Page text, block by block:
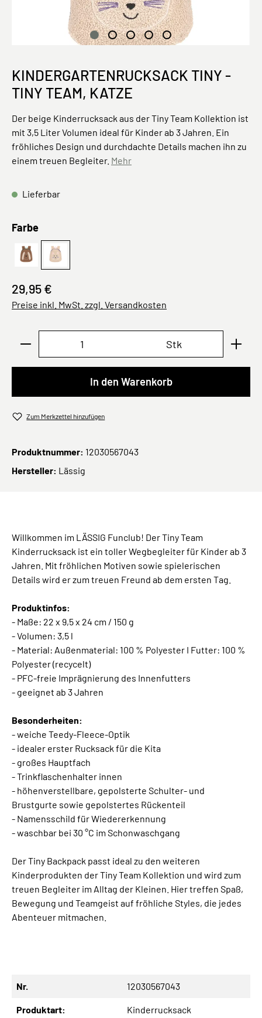
KINDERGARTENRUCKSACK TINY -
TINY TEAM, KATZE
Der beige Kinderrucksack aus der Tiny Team Kollektion ist
mit 3,5 Liter Volumen ideal für Kinder ab 3 Jahren. Ein
fröhliches Design und durchdachte Details machen ihn zu
einem treuen Begleiter. Mehr
Lieferbar
Farbeauswählen
Dog Cat
29,95 €
Preise inkl. MwSt. zzgl. Versandkosten
Produkt Anzahl: Gib den gewünschten
Stk
In den Warenkorb
Zum Merkzettel hinzufügen
Produktnummer: 12030567043
Hersteller: Lässig
Willkommen im LÄSSIG Funclub! Der Tiny Team
Kinderrucksack ist ein toller Wegbegleiter für Kinder ab 3
Jahren. Mit fröhlichen Motiven sowie spielerischen
Details wird er zum treuen Freund ab dem ersten Tag.
Produktinfos:
- Maße: 22 x 9,5 x 24 cm / 150 g
- Volumen: 3,5 l
- Material: Außenmaterial: 100 % Polyester I Futter: 100 %
Polyester (recycelt)
- PFC-freie Imprägnierung des Innenfutters
- geeignet ab 3 Jahren
Besonderheiten:
- weiche Teedy-Fleece-Optik
- idealer erster Rucksack für die Kita
- großes Hauptfach
- Trinkflaschenhalter innen
- höhenverstellbare, gepolsterte Schulter- und
Brustgurte sowie gepolstertes Rückenteil
- Namensschild für Wiedererkennung
- waschbar bei 30 °C im Schonwaschgang
Der Tiny Backpack passt ideal zu den weiteren
Kinderprodukten der Tiny Team Kollektion und wird zum
treuen Begleiter im Alltag der Kleinen. Hier treffen Spaß,
Bewegung und Teamgeist auf fröhliche Styles, die jedes
Abenteuer mitmachen.
Nr. 12030567043
Produktart: Kinderrucksack